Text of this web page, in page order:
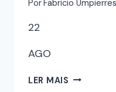
PorFabricio Umpierres
22
AGO
LER MAIS